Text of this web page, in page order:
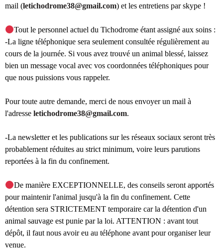
mail (letichodrome38@gmail.com) et les entretiens par skype !
Tout le personnel actuel du Tichodrome étant assigné aux soins :
-La ligne téléphonique sera seulement consultée régulièrement au
cours de la journée. Si vous avez trouvé un animal blessé, laissez
bien un message vocal avec vos coordonnées téléphoniques pour
que nous puissions vous rappeler.
Pour toute autre demande, merci de nous envoyer un mail à
l'adresse letichodrome38@gmail.com.
-La newsletter et les publications sur les réseaux sociaux seront très
probablement réduites au strict minimum, voire leurs parutions
reportées à la fin du confinement.
De manière EXCEPTIONNELLE, des conseils seront apportés
pour maintenir l'animal jusqu'à la fin du confinement. Cette
détention sera STRICTEMENT temporaire car la détention d'un
animal sauvage est punie par la loi. ATTENTION : avant tout
dépôt, il faut nous avoir eu au téléphone avant pour organiser leur
venue.